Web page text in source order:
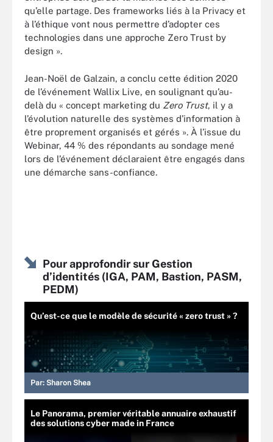
qu’elle partage. Des frameworks liés à la Privacy et
à l’éthique vont nous permettre d’adopter ces
technologies dans une approche Zero Trust by
design ».
Jean-Noël de Galzain, a conclu cette édition 2020
de l’événement Wallix Live, en soulignant qu’au-
delà du « concept marketing du Zero Trust, il y a
l’évolution naturelle des systèmes d’information à
être proprement organisés et gérés ». À l’issue du
Webinar, 44 % des répondants au sondage mené
lors de l’événement déclaraient être engagés dans
une démarche sans-confiance.
Pour approfondir sur Gestion
d’identités (IGA, PAM, Bastion, PASM,
PEDM)
Qu’est-ce que le modèle de sécurité « zero trust » ?
Par: Sharon Shea
Le Panorama, premier véritable annuaire exhaustif
des solutions cyber made in France